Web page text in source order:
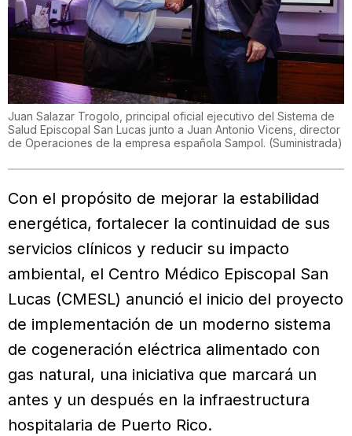
Juan Salazar Trogolo, principal oficial ejecutivo del Sistema de
Salud Episcopal San Lucas junto a Juan Antonio Vicens, director
de Operaciones de la empresa española Sampol. (Suministrada)
Con el propósito de mejorar la estabilidad
energética, fortalecer la continuidad de sus
servicios clínicos y reducir su impacto
ambiental, el Centro Médico Episcopal San
Lucas (CMESL) anunció el inicio del proyecto
de implementación de un moderno sistema
de cogeneración eléctrica alimentado con
gas natural, una iniciativa que marcará un
antes y un después en la infraestructura
hospitalaria de Puerto Rico.